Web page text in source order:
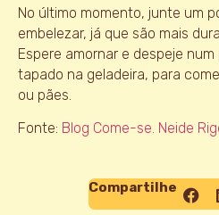
No último momento, junte um
embelezar, já que são mais
Espere amornar e despeje
tapado na geladeira, para
ou pães.
Fonte: Blog Come-se. Neide
Compartilhe